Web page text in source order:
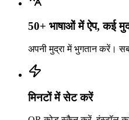
50+ भाषाओं में ऐप, कई
अपनी मुद्रा में भुगतान करें।
मिनटों में सेट करें